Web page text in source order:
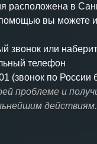
расположена в
вы можете
звонок или
телефон
(звонок по России
проблеме и
действиям.